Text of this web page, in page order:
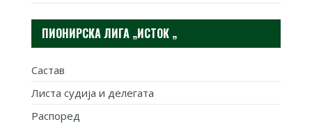
ПИОНИРСКА ЛИГА „ИСТОК „
Састав
Листа судија и делегата
Распоред